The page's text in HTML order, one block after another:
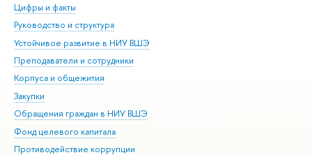
Цифры и факты
Руководство и структура
Устойчивое развитие в НИУ ВШЭ
Преподаватели и сотрудники
Корпуса и общежития
Закупки
Обращения граждан в НИУ ВШЭ
Фонд целевого капитала
Противодействие коррупции